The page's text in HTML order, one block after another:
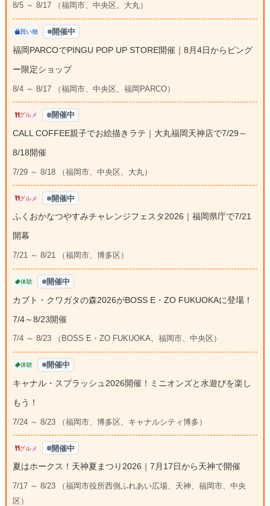
8/5 ～ 8/17 （福岡市、中央区、大丸）
買い物 開催中
福岡PARCOでPINGU POP UP STORE開催｜8月4日からピング
ー限定ショップ
8/4 ～ 8/17 （福岡市、中央区、福岡PARCO）
グルメ 開催中
CALL COFFEE親子でお絵描きラテ｜大丸福岡天神店で7/29～
8/18開催
7/29 ～ 8/18 （福岡市、中央区、大丸）
グルメ 開催中
ふくおかなつやすみチャレンジフェスタ2026｜福岡県庁で7/21
開幕
7/21 ～ 8/21 （福岡市、博多区）
体験 開催中
カブト・クワガタの森2026がBOSS E・ZO FUKUOKAに登場！
7/4～8/23開催
7/4 ～ 8/23 （BOSS E・ZO FUKUOKA、福岡市、中央区）
体験 開催中
キャナル・スプラッシュ2026開催！ミニオンズと水遊びを楽し
もう！
7/24 ～ 8/23 （福岡市、博多区、キャナルシティ博多）
グルメ 開催中
夏はホークス！天神夏まつり2026｜7月17日から天神で開催
7/17 ～ 8/23 （福岡市役所西側ふれあい広場、天神、福岡市、中央
区）